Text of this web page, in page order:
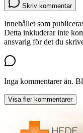
Skriv kommentar
Innehållet som
Detta inkluderar inte
ansvarig för det du
Inga kommentarer än.
Visa fler kommentarer